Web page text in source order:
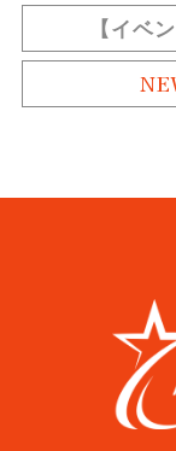
【イベ